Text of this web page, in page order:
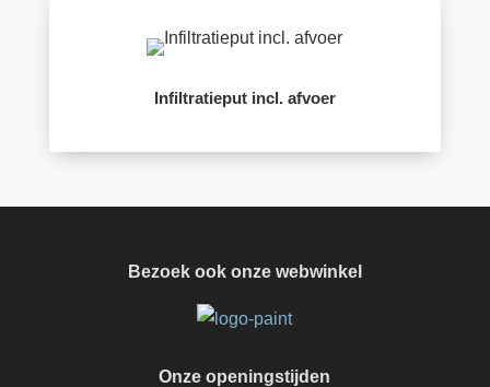
Infiltratieput incl. afvoer
Bezoek ook onze webwinkel
Onze openingstijden